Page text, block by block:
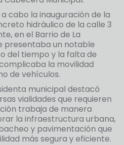
cabo la inauguración de la
hidráulico de la calle 3
en el Barrio de La
presentaba un notable
del tiempo y la falta de
la movilidad
de vehículos.
municipal destacó
vialidades que requieren
trabaja de manera
la infraestructura urbana,
y pavimentación que
más segura y eficiente.